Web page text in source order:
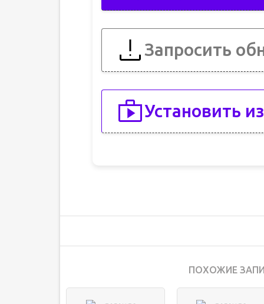
Запросить
Установить
ПОХОЖИЕ